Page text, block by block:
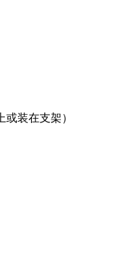
装在支架）